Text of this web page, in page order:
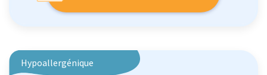
Hypoallergénique